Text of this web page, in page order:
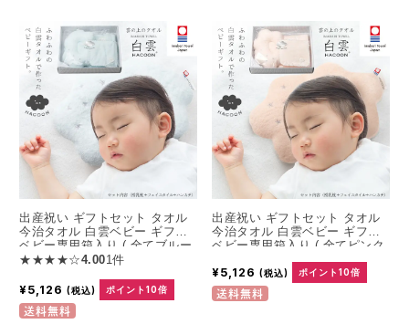
出産祝い ギフトセット タオル
今治タオル 白雲ベビー ギフト
ベビー専用箱入り ( 全てブルー
授乳枕 + フェイスタオル + ベ
BOX ) 今治タオル 白雲
HACOON 雲の上のタオル 今治
日本製 タオルセット セット ベ
★★★★☆4.001件
¥5,126 (税込) ポイント10倍
送料無料
出産祝い ギフトセット タオル
今治タオル 白雲ベビー ギフト
ベビー専用箱入り ( 全てピンク
授乳枕 + フェイスタオル + ベ
ビーハンカチ + ベビー専用
BOX ) 今治タオル 白雲
HACOON 公式通販 雲の上のタ
¥5,126(税込) ポイント10倍
送料無料